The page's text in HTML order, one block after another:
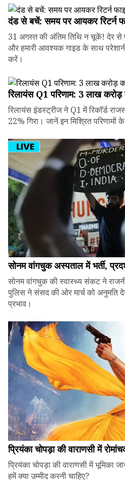
दंड से बचें: समय पर आयकर रिटर्न
31 अगस्त की अंतिम तिथि न चूकें! देर से
और हमारी आवश्यक गाइड के साथ
करें।
रिलायंस Q1 परिणाम: ₹3 लाख करोड़
रिलायंस इंडस्ट्रीज ने Q1 में रिकॉर्ड
22% गिरा। जानें इन मिश्रित परिणामों
सोनम वांगचुक अस्पताल में भर्ती,
सोनम वांगचुक की स्वास्थ्य संकट ने
पुलिस ने संसद की ओर मार्च को अनुमति
प्रभाव।
प्रियंका चोपड़ा की वाराणसी में
प्रियंका चोपड़ा की वाराणसी में भूमिका
हमें क्या उम्मीद करनी चाहिए?